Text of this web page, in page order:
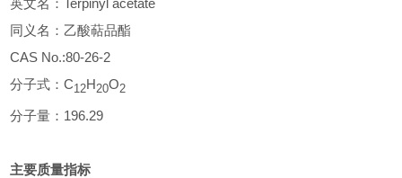
英文名：Terpinyl acetate
同义名：乙酸萜品酯
CAS No.:80-26-2
分子式：C12H20O2
分子量：196.29
主要质量指标